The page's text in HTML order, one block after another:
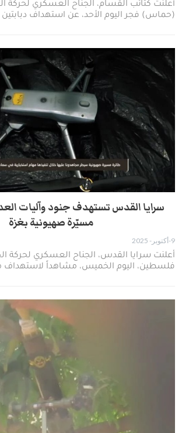
أعلنت كتائب القسام، الجناح العسكري لحركة
(حماس) فجر اليوم الأحد، عن استهداف دبابتين
سرايا القدس تستهدف جنود وآليات
مسيّرة صهيونية بغزة
9-أكتوبر- 2025
أعلنت سرايا القدس، الجناح العسكري لحركة
فلسطين، اليوم الخميس، مشاهداً لاستهداف